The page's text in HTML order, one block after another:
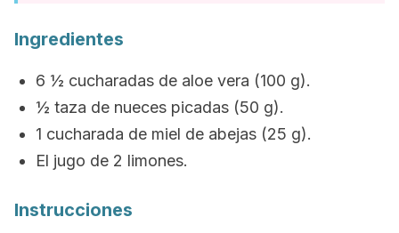
Ingredientes
6 ½ cucharadas de aloe vera (100 g).
½ taza de nueces picadas (50 g).
1 cucharada de miel de abejas (25 g).
El jugo de 2 limones.
Instrucciones